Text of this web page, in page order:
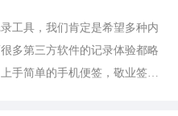
工具，我们肯定是希望多种内
多第三方软件的记录体验都略
手简单的手机便签，敬业签是